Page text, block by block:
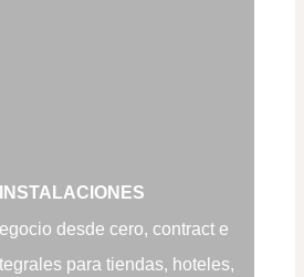
desde cero, contract e
para tiendas, hoteles,